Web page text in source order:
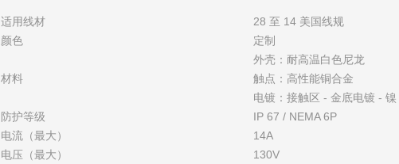
适用线材
28 至 14 美国线规
颜色
定制
材料
外壳：耐高温白色尼龙
触点：高性能铜合金
电镀：接触区 - 金底电镀 - 镍
防护等级
IP 67 / NEMA 6P
电流（最大）
14A
电压（最大）
130V